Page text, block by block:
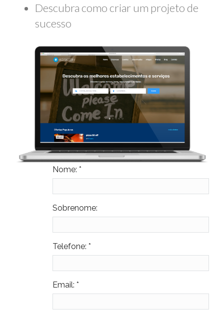
Descubra como criar um projeto de
sucesso
Nome: *
Sobrenome:
Telefone: *
Email: *